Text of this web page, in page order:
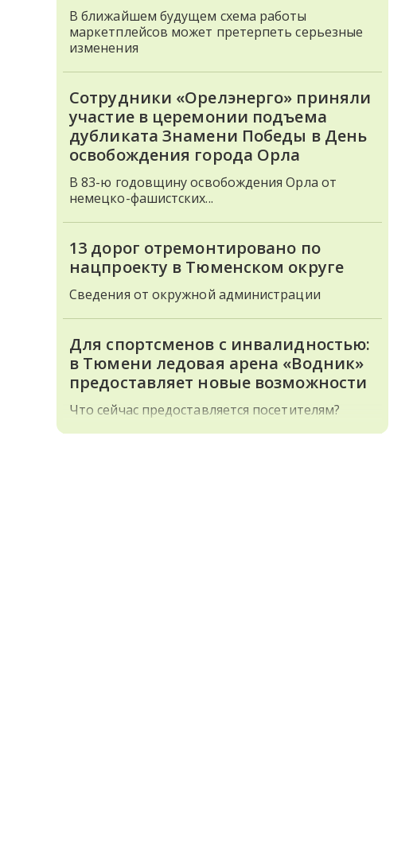
В ближайшем будущем схема работы
маркетплейсов может претерпеть серьезные
изменения
Сотрудники «Орелэнерго» приняли
участие в церемонии подъема
дубликата Знамени Победы в День
освобождения города Орла
В 83-ю годовщину освобождения Орла от
немецко-фашистских...
13 дорог отремонтировано по
нацпроекту в Тюменском округе
Сведения от окружной администрации
Для спортсменов с инвалидностью:
в Тюмени ледовая арена «Водник»
предоставляет новые возможности
Что сейчас предоставляется посетителям?